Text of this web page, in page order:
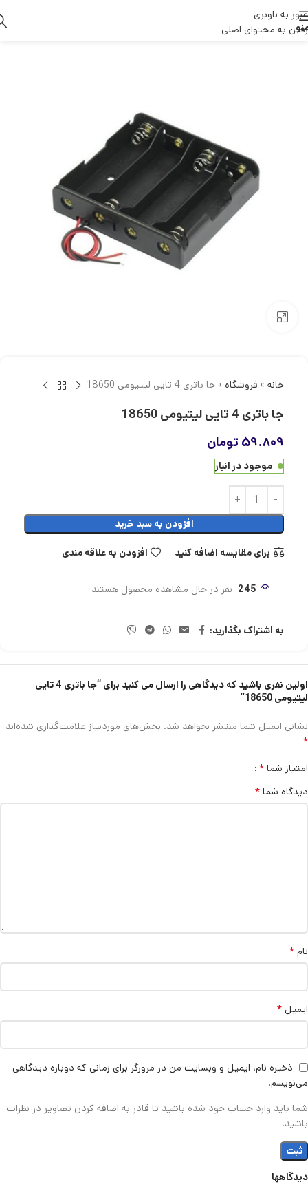
عبور به ناوبری
رفتن به محتوای اصلی
خانه » فروشگاه » جا باتری 4 تایی لیتیومی 18650
جا باتری 4 تایی لیتیومی 18650
۵۹.۸۰۹ تومان
موجود در انبار
افزودن به سبد خرید
برای مقایسه اضافه کنید افزودن به علاقه مندی
245 نفر در حال مشاهده محصول هستند
به اشتراک بگذارید:
دیدگاهها
اولین نفری باشید که دیدگاهی را ارسال می کنید برای “جا باتری 4 تایی
لیتیومی 18650”
نشانی ایمیل شما منتشر نخواهد شد. بخش‌های موردنیاز علامت‌گذاری شده‌اند
*
امتیاز شما *
دیدگاه شما *
نام *
ایمیل *
ذخیره نام، ایمیل و وبسایت من در مرورگر برای زمانی که دوباره دیدگاهی
می‌نویسم.
شما باید وارد حساب خود شده باشید تا قادر به اضافه کردن تصاویر در نظرات
باشید.